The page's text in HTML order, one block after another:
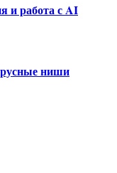
и работа с AI
ниши